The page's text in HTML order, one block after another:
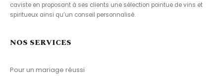
caviste en proposant à ses clients une sélection pointue de vins et
spiritueux ainsi qu’un conseil personnalisé.
NOS SERVICES
Pour un mariage réussi